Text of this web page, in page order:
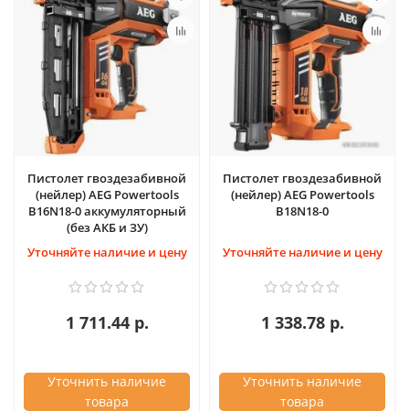
Пистолет гвоздезабивной
(нейлер) AEG Powertools
B16N18-0 аккумуляторный
(без АКБ и ЗУ)
Уточняйте наличие и цену
1 711.44 р.
Уточнить наличие
товара
Пистолет гвоздезабивной
(нейлер) AEG Powertools
B18N18-0
Уточняйте наличие и цену
1 338.78 р.
Уточнить наличие
товара